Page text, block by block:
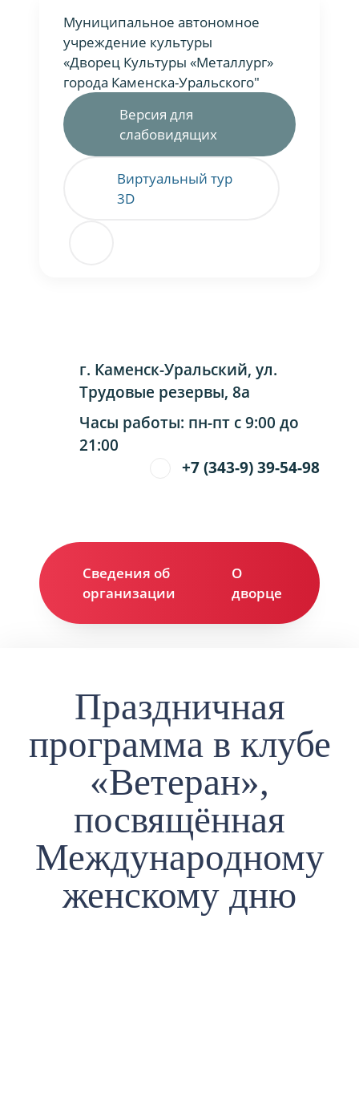
Муниципальное автономное
учреждение культуры
«Дворец Культуры «Металлург»
города Каменска-Уральского"
Версия для
слабовидящих
Виртуальный тур
3D
г. Каменск-Уральский, ул.
Трудовые резервы, 8а
Часы работы: пн-пт с 9:00 до
21:00
+7 (343-9) 39-54-98
Сведения об
организации
О
дворце
Праздничная
программа в клубе
«Ветеран»,
посвящённая
Международному
женскому дню